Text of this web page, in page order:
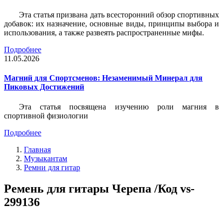
Эта статья призвана дать всесторонний обзор спортивных
добавок: их назначение, основные виды, принципы выбора и
использования, а также развеять распространенные мифы.
Подробнее
11.05.2026
Магний для Спортсменов: Незаменимый Минерал для
Пиковых Достижений
Эта статья посвящена изучению роли магния в
спортивной физиологии
Подробнее
Главная
Музыкантам
Ремни для гитар
Ремень для гитары Черепа /Код vs-
299136